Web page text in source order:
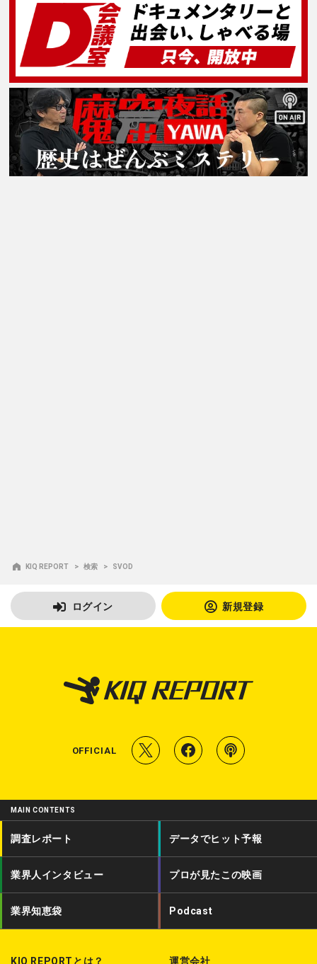
KIQ REPORT 検索 SVOD
ログイン 新規登録
OFFICIAL
T
i
t
f
c
e
b
o
o
P
d
a
s
MAIN CONTENTS
調査レポート データでヒット予報
業界人インタビュー プロが見たこの映画
業界知恵袋 Podcast
KIQ REPORTとは？ 運営会社